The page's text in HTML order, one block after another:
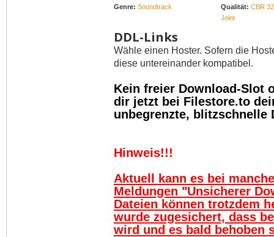
Genre: Soundtrack Qualität: CBR
Joint
DDL-Links
Wähle einen Hoster. Sofern die
diese untereinander kompatibel.
Kein freier Download-Slot
dir jetzt bei Filestore.to
unbegrenzte, blitzschnelle
Hinweis!!!
Aktuell kann es bei
Meldungen "Unsicherer
Dateien können trotzdem
wurde zugesichert, dass
wird und es bald behoben